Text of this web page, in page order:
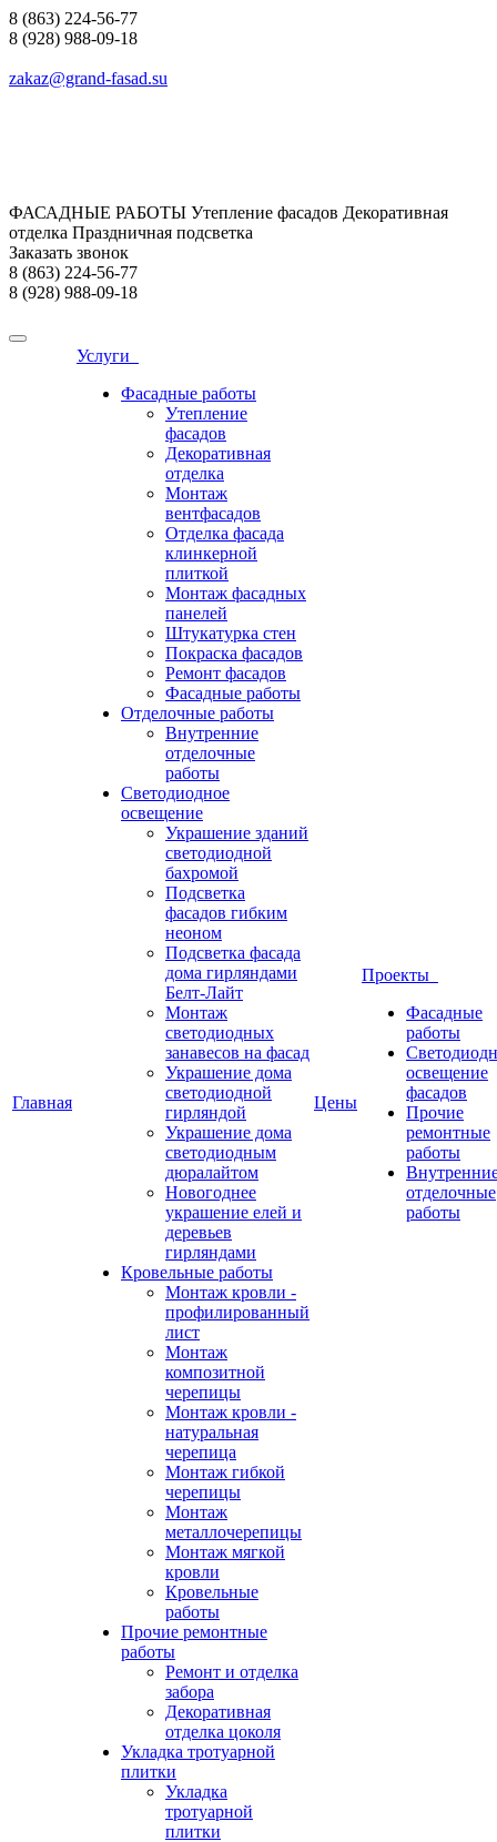
8 (863) 224-56-77
8 (928) 988-09-18
zakaz@grand-fasad.su
ФАСАДНЫЕ РАБОТЫ Утепление фасадов Декоративная
отделка Праздничная подсветка
Заказать звонок
8 (863) 224-56-77
8 (928) 988-09-18
Главная
Услуги
Фасадные работы
Утепление
фасадов
Декоративная
отделка
Монтаж
вентфасадов
Отделка фасада
клинкерной
плиткой
Монтаж фасадных
панелей
Штукатурка стен
Покраска фасадов
Ремонт фасадов
Фасадные работы
Отделочные работы
Внутренние
отделочные
работы
Светодиодное
освещение
Украшение зданий
светодиодной
бахромой
Подсветка
фасадов гибким
неоном
Подсветка фасада
дома гирляндами
Белт-Лайт
Монтаж
светодиодных
занавесов на фасад
Украшение дома
светодиодной
гирляндой
Украшение дома
светодиодным
дюралайтом
Новогоднее
украшение елей и
деревьев
гирляндами
Кровельные работы
Монтаж кровли -
профилированный
лист
Монтаж
композитной
черепицы
Монтаж кровли -
натуральная
черепица
Монтаж гибкой
черепицы
Монтаж
металлочерепицы
Монтаж мягкой
кровли
Кровельные
работы
Прочие ремонтные
работы
Ремонт и отделка
забора
Декоративная
отделка цоколя
Укладка тротуарной
плитки
Укладка
тротуарной
плитки
Цены
Проекты
Фасадные
работы
освещение
фасадов
Прочие
ремонтные
работы
отделочные
работы